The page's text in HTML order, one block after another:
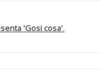
'Gosi cosa'.